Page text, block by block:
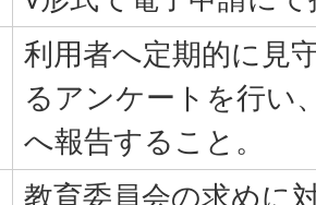
利用者へ定期的に見
るアンケートを行い
へ報告すること。
教育委員会の求めに